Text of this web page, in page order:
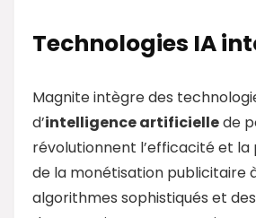
Technologies IA
Magnite intègre des
d’intelligence artificiellede
révolutionnent l’efficacité et
de la monétisation publicitaire
algorithmes sophistiqués et